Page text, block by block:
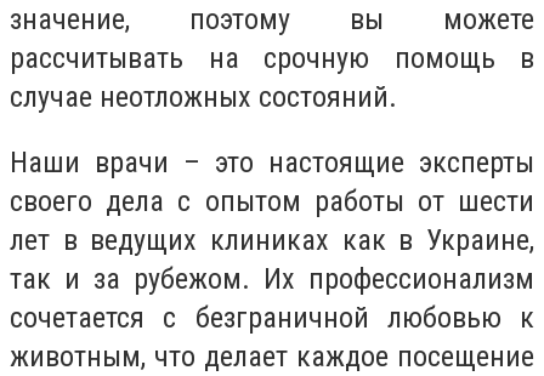
значение, поэтому вы можете
рассчитывать на срочную помощь в
случае неотложных состояний.
Наши врачи – это настоящие эксперты
своего дела с опытом работы от шести
лет в ведущих клиниках как в Украине,
так и за рубежом. Их профессионализм
сочетается с безграничной любовью к
животным, что делает каждое посещение